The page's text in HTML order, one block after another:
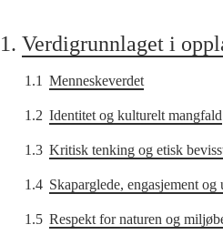
1. Verdigrunnlaget i
1.1 Menneskeverdet
1.2 Identitet og kulturelt mangfald
1.3 Kritisk tenking og etisk
1.4 Skaparglede, engasjement
1.5 Respekt for naturen og